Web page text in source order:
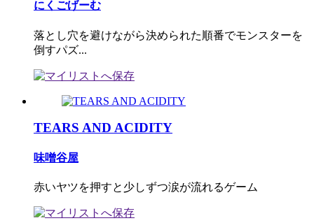
にくごげーむ
落とし穴を避けながら決められた順番でモンスターを
倒すパズ...
TEARS AND ACIDITY
味噌谷屋
赤いヤツを押すと少しずつ涙が流れるゲーム